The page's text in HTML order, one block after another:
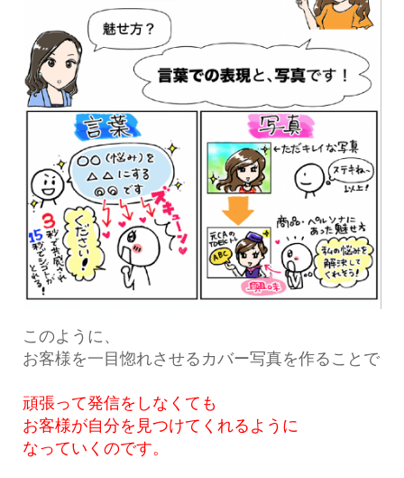
このように、
お客様を一目惚れさせるカバー写真を作ることで
頑張って発信をしなくても
お客様が自分を見つけてくれるように
なっていくのです。